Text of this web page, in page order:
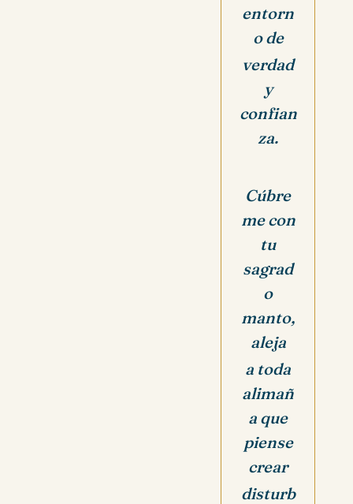
entorn
o de
verdad
y
confian
za.
Cúbre
me con
tu
sagrad
o
manto,
aleja
a toda
alimañ
a que
piense
crear
disturb